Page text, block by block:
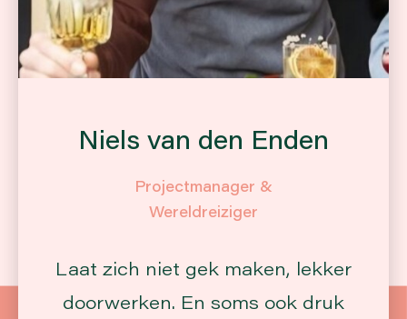
Niels van den Enden
Projectmanager &
Wereldreiziger
Laat zich niet gek maken, lekker
doorwerken. En soms ook druk